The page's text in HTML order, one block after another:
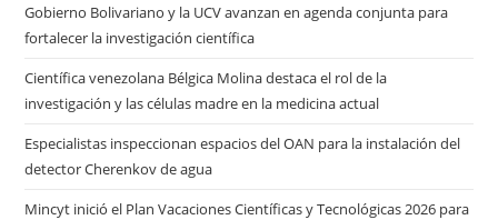
Gobierno Bolivariano y la UCV avanzan en agenda conjunta para
fortalecer la investigación científica
Científica venezolana Bélgica Molina destaca el rol de la
investigación y las células madre en la medicina actual
Especialistas inspeccionan espacios del OAN para la instalación del
detector Cherenkov de agua
Mincyt inició el Plan Vacaciones Científicas y Tecnológicas 2026 para